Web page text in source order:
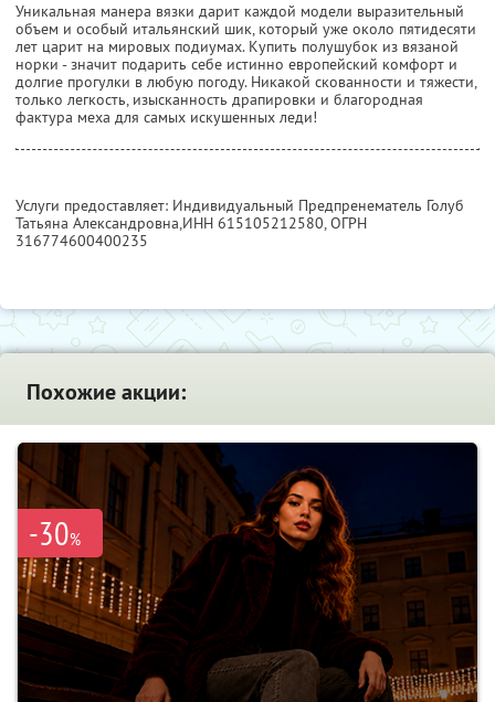
Уникальная манера вязки дарит каждой модели выразительный
объем и особый итальянский шик, который уже около пятидесяти
лет царит на мировых подиумах. Купить полушубок из вязаной
норки - значит подарить себе истинно европейский комфорт и
долгие прогулки в любую погоду. Никакой скованности и тяжести,
только легкость, изысканность драпировки и благородная
фактура меха для самых искушенных леди!
Услуги предоставляет: Индивидуальный Предпренематель Голуб
Татьяна Александровна,ИНН 615105212580, ОГРН
316774600400235
Похожие акции:
-30%